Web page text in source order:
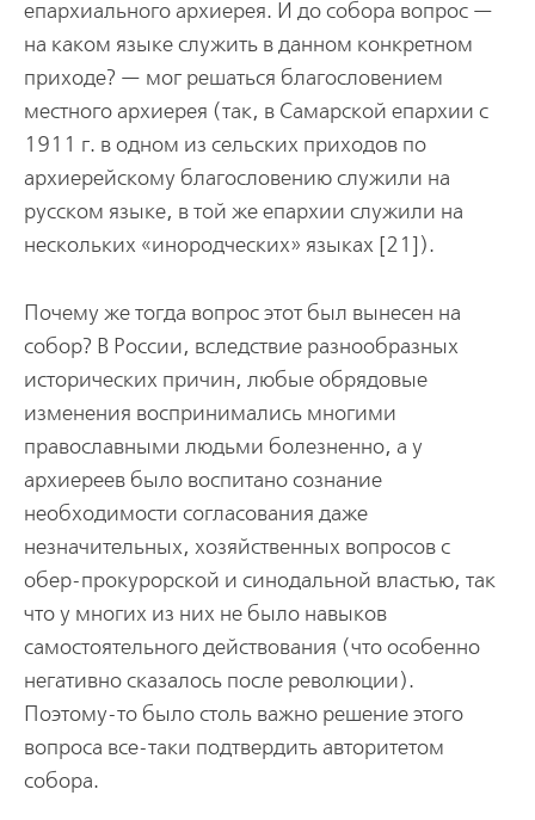
епархиального архиерея. И до собора вопрос —
на каком языке служить в данном конкретном
приходе? — мог решаться благословением
местного архиерея (так, в Самарской епархии с
1911 г. в одном из сельских приходов по
архиерейскому благословению служили на
русском языке, в той же епархии служили на
нескольких «инородческих» языках [21]).
Почему же тогда вопрос этот был вынесен на
собор? В России, вследствие разнообразных
исторических причин, любые обрядовые
изменения воспринимались многими
православными людьми болезненно, а у
архиереев было воспитано сознание
необходимости согласования даже
незначительных, хозяйственных вопросов с
обер-прокурорской и синодальной властью, так
что у многих из них не было навыков
самостоятельного действования (что особенно
негативно сказалось после революции).
Поэтому-то было столь важно решение этого
вопроса все-таки подтвердить авторитетом
собора.